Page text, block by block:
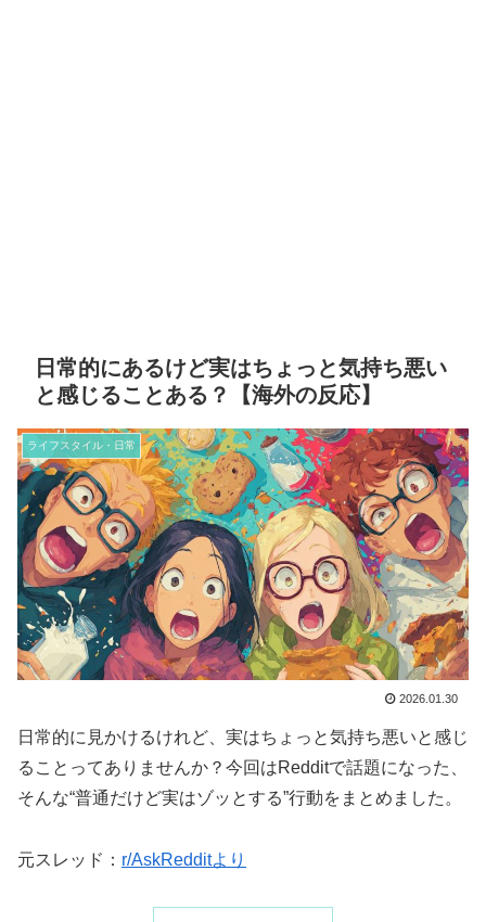
日常的にあるけど実はちょっと気持ち悪い
と感じることある？【海外の反応】
ライフスタイル・日常
2026.01.30
日常的に見かけるけれど、実はちょっと気持ち悪いと感じ
ることってありませんか？今回はRedditで話題になった、
そんな“普通だけど実はゾッとする”行動をまとめました。
元スレッド： r/AskRedditより